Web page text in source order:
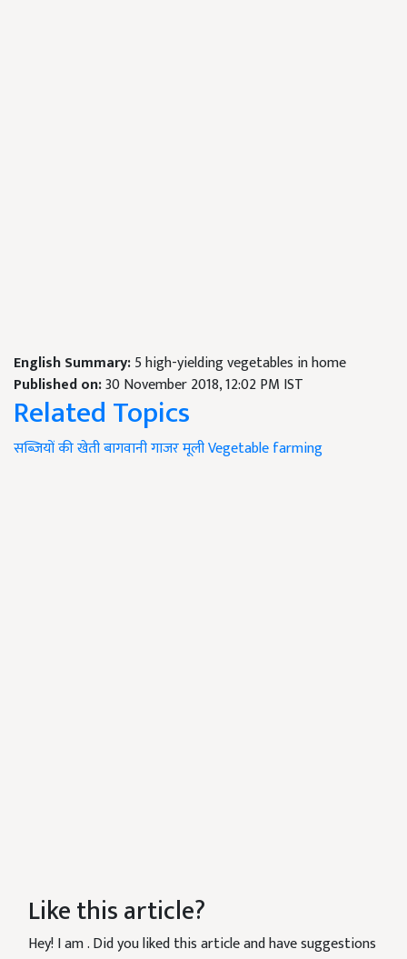
English Summary:5 high-yielding vegetables in home
Published on:30 November 2018, 12:02 PM IST
Related Topics
सब्जियों की खेतीबागवानीगाजरमूलीVegetablefarming
Like this article?
Hey! I am. Did you liked this article and have suggestions